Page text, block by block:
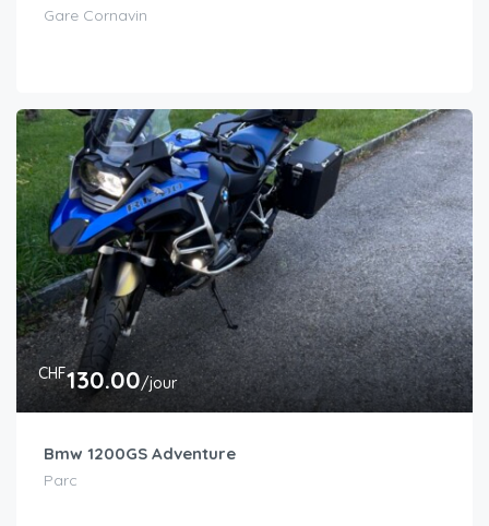
Gare Cornavin
CHF130.00/jour
Bmw 1200GS Adventure
Parc